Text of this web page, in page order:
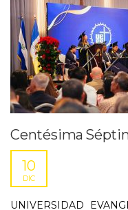
Centésima
10
DIC
UNIVERSIDAD